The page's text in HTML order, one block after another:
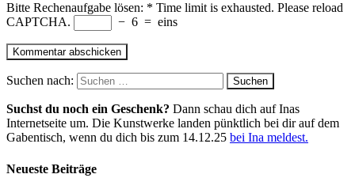
Bitte Rechenaufgabe lösen: * Time limit is exhausted. Please reload
CAPTCHA.
− 6 = eins
Suchen nach:
Suchst du noch ein Geschenk? Dann schau dich auf Inas
Internetseite um. Die Kunstwerke landen pünktlich bei dir auf dem
Gabentisch, wenn du dich bis zum 14.12.25 bei Ina meldest.
Neueste Beiträge